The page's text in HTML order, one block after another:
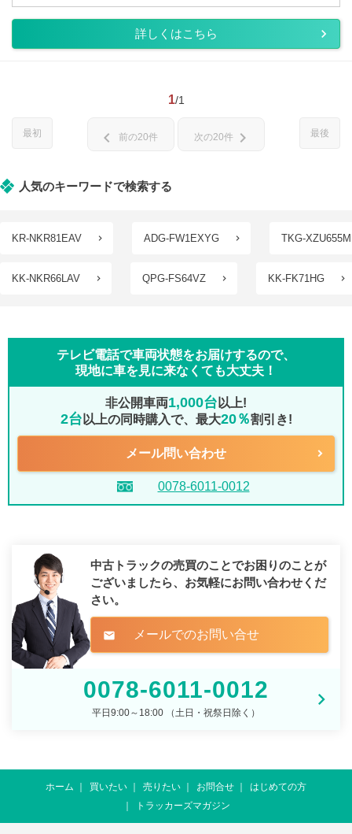
詳しくはこちら
1/1
最初 最後
chevron_left 前の20件 次の20件 chevron_right
人気のキーワードで検索する
KR-NKR81EAV ADG-FW1EXYG TKG-XZU655M
KK-NKR66LAV QPG-FS64VZ KK-FK71HG
テレビ電話で車両状態をお届けするので、
現地に車を見に来なくても大丈夫！
非公開車両1,000台 以上!
2台 以上の同時購入で、最大20％割引き!
メール問い合わせ
0078-6011-0012
中古トラックの売買のことでお困りのことが
ございましたら、 お気軽にお問い合わせくだ
さい。
mail メールでのお問い合せ
0078-6011-0012
平日9:00～18:00 （土日・祝祭日除く）
ホーム 買いたい 売りたい お問合せ
はじめての方
トラッカーズマガジン